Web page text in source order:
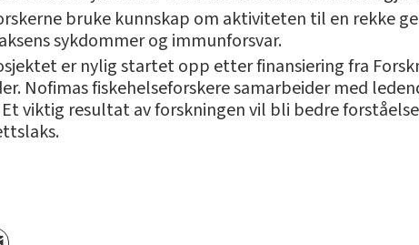
bruke kunnskap om aktiviteten til en rekke
sykdommer og immunforsvar.
er nylig startet opp etter finansiering fra
Nofimas fiskehelseforskere samarbeider med
viktig resultat av forskningen vil bli bedre